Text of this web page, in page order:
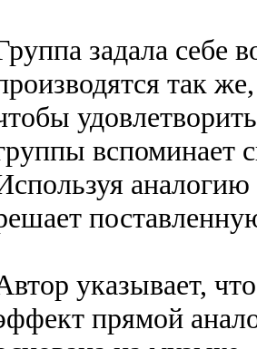
задала себе
так
вспоминает
указывает,
прямой